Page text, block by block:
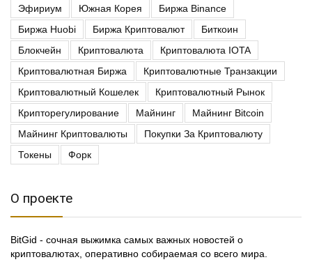
Эфириум
Южная Корея
Биржа Binance
Биржа Huobi
Биржа Криптовалют
Биткоин
Блокчейн
Криптовалюта
Криптовалюта IOTA
Криптовалютная Биржа
Криптовалютные Транзакции
Криптовалютный Кошелек
Криптовалютный Рынок
Крипторегулирование
Майнинг
Майнинг Bitcoin
Майнинг Криптовалюты
Покупки За Криптовалюту
Токены
Форк
О проекте
BitGid - сочная выжимка самых важных новостей о
криптовалютах, оперативно собираемая со всего мира.